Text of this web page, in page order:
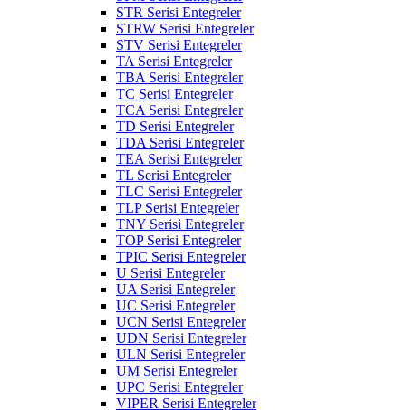
STR Serisi Entegreler
STRW Serisi Entegreler
STV Serisi Entegreler
TA Serisi Entegreler
TBA Serisi Entegreler
TC Serisi Entegreler
TCA Serisi Entegreler
TD Serisi Entegreler
TDA Serisi Entegreler
TEA Serisi Entegreler
TL Serisi Entegreler
TLC Serisi Entegreler
TLP Serisi Entegreler
TNY Serisi Entegreler
TOP Serisi Entegreler
TPIC Serisi Entegreler
U Serisi Entegreler
UA Serisi Entegreler
UC Serisi Entegreler
UCN Serisi Entegreler
UDN Serisi Entegreler
ULN Serisi Entegreler
UM Serisi Entegreler
UPC Serisi Entegreler
VIPER Serisi Entegreler